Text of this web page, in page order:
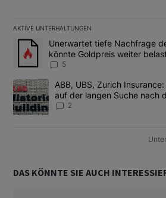
AKTIVE UNTERHALTUNGEN
Das Folgende ist eine Liste der am
Ein Trendartikel mit dem Titel
Unerwartet tiefe Nachfrage
könnte Goldpreis weiter
5
Ein Trendartikel mit dem Titel "ABB,
ABB, UBS, Zurich
auf der langen Suche nach
2
DAS KÖNNTE SIE AUCH